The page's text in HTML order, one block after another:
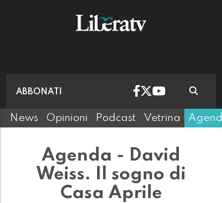
ABBONATI
News Opinioni Podcast Vetrina
Agenda - David
Weiss. Il sogno di
Casa Aprile